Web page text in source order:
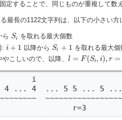
定することで、同じものが重複して数
最長の1122文字列は、以下の小さい方
ら Si
S を取れる最大個数
): i + 1
+ 1 以降から Si + 1
S 1
を取れる最大個
こしいので、以降、 l = F(Si, i), r =
l= Si, ), =B
i
4 ... 4  ... 5 5 ... 5 ...
~~~~~~~~~~~~~~~~~
r=3